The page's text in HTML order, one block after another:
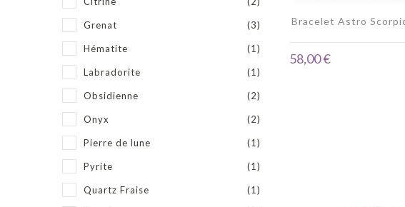
Grenat (3)
Hématite (1)
Labradorite (1)
Obsidienne (2)
Onyx (2)
Pierre de lune (1)
Pyrite (1)
Quartz Fraise (1)
Bracelet Astro
58,00 €